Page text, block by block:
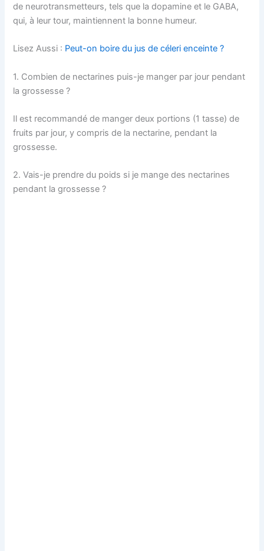
de neurotransmetteurs, tels que la dopamine et le GABA,
qui, à leur tour, maintiennent la bonne humeur.
Lisez Aussi : Peut-on boire du jus de céleri enceinte ?
1. Combien de nectarines puis-je manger par jour pendant
la grossesse ?
Il est recommandé de manger deux portions (1 tasse) de
fruits par jour, y compris de la nectarine, pendant la
grossesse.
2. Vais-je prendre du poids si je mange des nectarines
pendant la grossesse ?